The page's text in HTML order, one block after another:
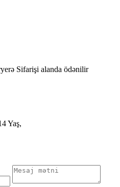
Sifarişi alanda ödənilir
Yaş,